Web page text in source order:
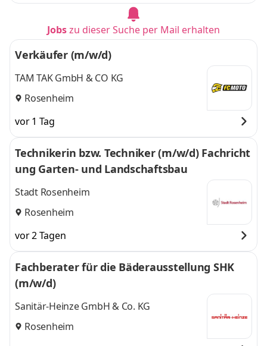
Jobszu dieser Suche per Mail erhalten
Verkäufer (m/w/d)
TAM TAK GmbH & CO KG
Rosenheim
vor 1 Tag
Technikerin bzw. Techniker (m/w/d) Fachricht
ung Garten- und Landschaftsbau
Stadt Rosenheim
Rosenheim
vor 2 Tagen
Fachberater für die Bäderausstellung SHK
(m/w/d)
Sanitär-Heinze GmbH & Co. KG
Rosenheim